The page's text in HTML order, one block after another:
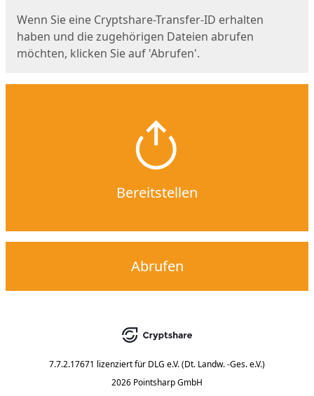
Wenn Sie eine Cryptshare-Transfer-ID erhalten
haben und die zugehörigen Dateien abrufen
möchten, klicken Sie auf 'Abrufen'.
Bereitstellen
Abrufen
7.7.2.17671 lizenziert für DLG e.V. (Dt. Landw. -Ges. e.V.)
2026 Pointsharp GmbH